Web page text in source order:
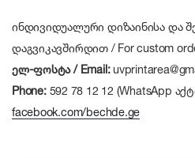
ინდივიდუალური დიზაინისა და
დაგვიკავშირდით / For custom
ელ-ფოსტა / Email:
Phone:592 78 12 12 (WhatsApp
facebook.com/bechde.ge